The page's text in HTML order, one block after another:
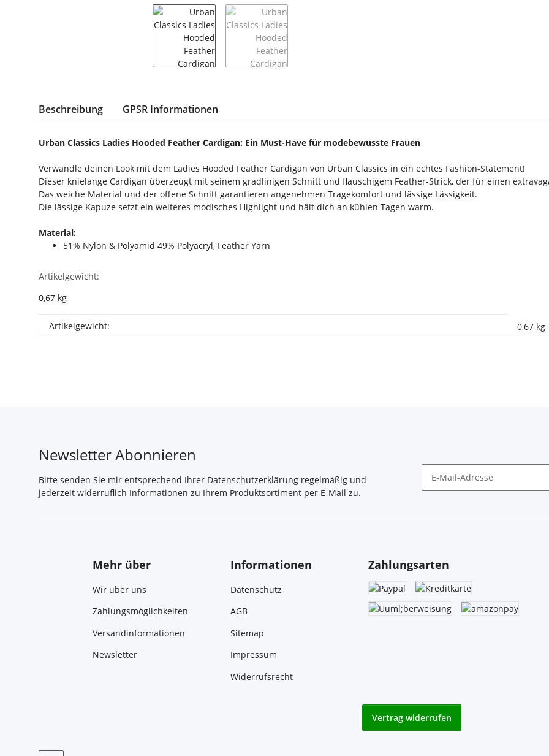
weitere Registerkarten anzeigen
Beschreibung GPSR Informationen
Urban Classics Ladies Hooded Feather Cardigan: Ein Must-Have für modebewusste Frauen
Verwandle deinen Look mit dem Ladies Hooded Feather Cardigan von Urban Classics in ein echtes Fashion-Statement!
Dieser knielange Cardigan überzeugt mit seinem gradlinigen Schnitt und flauschigem Feather-Strick, der für einen
Das weiche Material und der offene Schnitt garantieren angenehmen Tragekomfort und lässige Lässigkeit.
Die lässige Kapuze setzt ein weiteres modisches Highlight und hält dich an kühlen Tagen warm.
Material:
51% Nylon & Polyamid 49% Polyacryl, Feather Yarn
Artikelgewicht:
0,67 kg
Produkteigenschaft
Wert
Artikelgewicht: 0,67 kg
Newsletter Abonnieren
Bitte senden Sie mir entsprechend Ihrer Datenschutzerklärung regelmäßig und
jederzeit widerruflich Informationen zu Ihrem Produktsortiment per E-Mail zu.
Mehr über
Wir über uns
Zahlungsmöglichkeiten
Versandinformationen
Newsletter
Informationen
Datenschutz
AGB
Sitemap
Impressum
Widerrufsrecht
Zahlungsarten
Vertrag widerrufen